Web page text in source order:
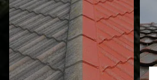
Nettoyage et
ravalement de
façade 31